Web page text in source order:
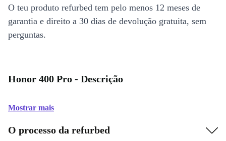
O teu produto refurbed tem pelo menos 12 meses de
garantia e direito a 30 dias de devolução gratuita, sem
perguntas.
Honor 400 Pro - Descrição
Mostrar mais
O processo da refurbed